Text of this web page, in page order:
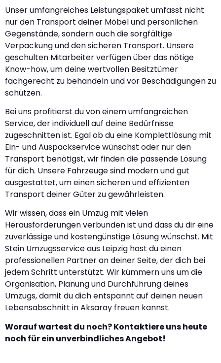
Unser umfangreiches Leistungspaket umfasst nicht
nur den Transport deiner Möbel und persönlichen
Gegenstände, sondern auch die sorgfältige
Verpackung und den sicheren Transport. Unsere
geschulten Mitarbeiter verfügen über das nötige
Know-how, um deine wertvollen Besitztümer
fachgerecht zu behandeln und vor Beschädigungen zu
schützen.
Bei uns profitierst du von einem umfangreichen
Service, der individuell auf deine Bedürfnisse
zugeschnitten ist. Egal ob du eine Komplettlösung mit
Ein- und Auspackservice wünschst oder nur den
Transport benötigst, wir finden die passende Lösung
für dich. Unsere Fahrzeuge sind modern und gut
ausgestattet, um einen sicheren und effizienten
Transport deiner Güter zu gewährleisten.
Wir wissen, dass ein Umzug mit vielen
Herausforderungen verbunden ist und dass du dir eine
zuverlässige und kostengünstige Lösung wünschst. Mit
Stein Umzugsservice aus Leipzig hast du einen
professionellen Partner an deiner Seite, der dich bei
jedem Schritt unterstützt. Wir kümmern uns um die
Organisation, Planung und Durchführung deines
Umzugs, damit du dich entspannt auf deinen neuen
Lebensabschnitt in Aksaray freuen kannst.
Worauf wartest du noch? Kontaktiere uns heute
noch für ein unverbindliches Angebot!